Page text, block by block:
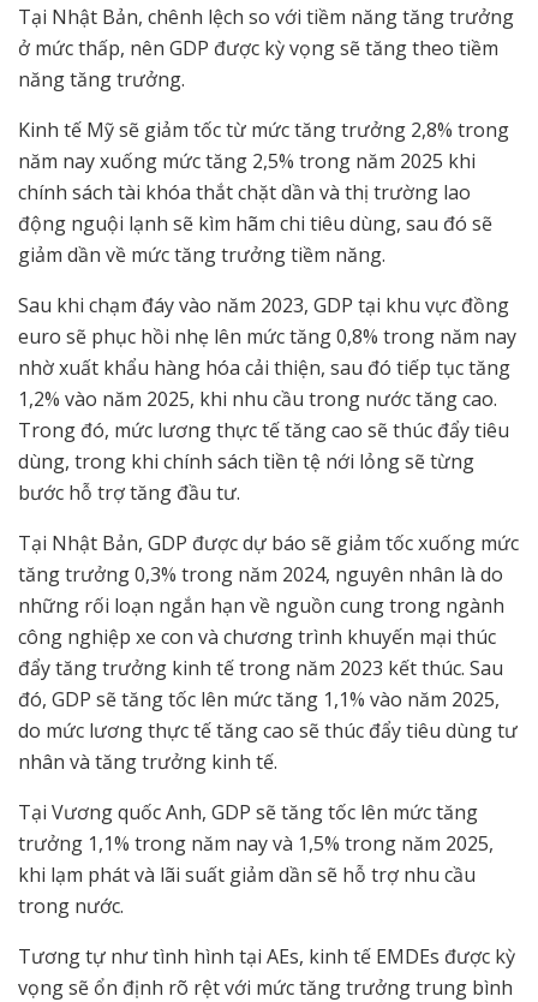
Tại Nhật Bản, chênh lệch so với tiềm năng tăng trưởng
ở mức thấp, nên GDP được kỳ vọng sẽ tăng theo tiềm
năng tăng trưởng.
Kinh tế Mỹ sẽ giảm tốc từ mức tăng trưởng 2,8% trong
năm nay xuống mức tăng 2,5% trong năm 2025 khi
chính sách tài khóa thắt chặt dần và thị trường lao
động nguội lạnh sẽ kìm hãm chi tiêu dùng, sau đó sẽ
giảm dần về mức tăng trưởng tiềm năng.
Sau khi chạm đáy vào năm 2023, GDP tại khu vực đồng
euro sẽ phục hồi nhẹ lên mức tăng 0,8% trong năm nay
nhờ xuất khẩu hàng hóa cải thiện, sau đó tiếp tục tăng
1,2% vào năm 2025, khi nhu cầu trong nước tăng cao.
Trong đó, mức lương thực tế tăng cao sẽ thúc đẩy tiêu
dùng, trong khi chính sách tiền tệ nới lỏng sẽ từng
bước hỗ trợ tăng đầu tư.
Tại Nhật Bản, GDP được dự báo sẽ giảm tốc xuống mức
tăng trưởng 0,3% trong năm 2024, nguyên nhân là do
những rối loạn ngắn hạn về nguồn cung trong ngành
công nghiệp xe con và chương trình khuyến mại thúc
đẩy tăng trưởng kinh tế trong năm 2023 kết thúc. Sau
đó, GDP sẽ tăng tốc lên mức tăng 1,1% vào năm 2025,
do mức lương thực tế tăng cao sẽ thúc đẩy tiêu dùng tư
nhân và tăng trưởng kinh tế.
Tại Vương quốc Anh, GDP sẽ tăng tốc lên mức tăng
trưởng 1,1% trong năm nay và 1,5% trong năm 2025,
khi lạm phát và lãi suất giảm dần sẽ hỗ trợ nhu cầu
trong nước.
Tương tự như tình hình tại AEs, kinh tế EMDEs được kỳ
vọng sẽ ổn định rõ rệt với mức tăng trưởng trung bình